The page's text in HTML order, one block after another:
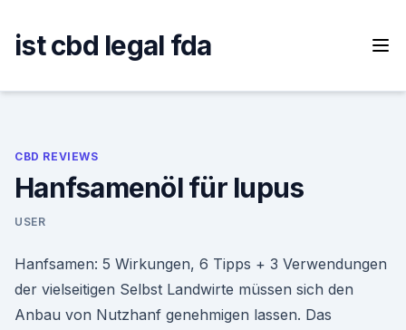
content
ist cbd legal fda
CBD REVIEWS
Hanfsamenöl für lupus
USER
Hanfsamen: 5 Wirkungen, 6 Tipps + 3 Verwendungen
der vielseitigen Selbst Landwirte müssen sich den
Anbau von Nutzhanf genehmigen lassen. Das